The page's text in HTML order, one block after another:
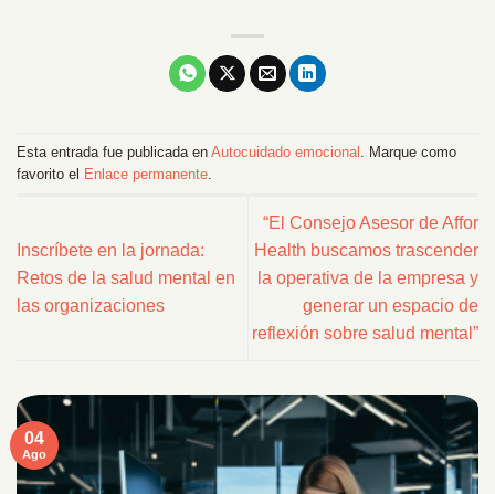
Esta entrada fue publicada en Autocuidado emocional . Marque como
favorito el Enlace permanente
Inscríbete en la jornada:
Retos de la salud mental en
las organizaciones
“El Consejo Asesor de Affor
Health buscamos trascender
la operativa de la empresa y
generar un espacio de
reflexión sobre salud mental”
04
Ago